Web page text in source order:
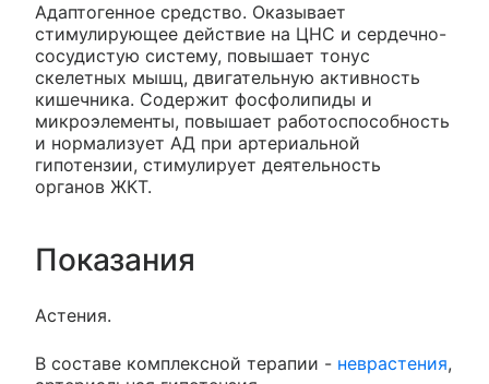
Адаптогенное средство. Оказывает
стимулирующее действие на ЦНС и сердечно-
сосудистую систему, повышает тонус
скелетных мышц, двигательную активность
кишечника. Содержит фосфолипиды и
микроэлементы, повышает работоспособность
и нормализует АД при артериальной
гипотензии, стимулирует деятельность
органов ЖКТ.
Показания
Астения.
В составе комплексной терапии - неврастения,